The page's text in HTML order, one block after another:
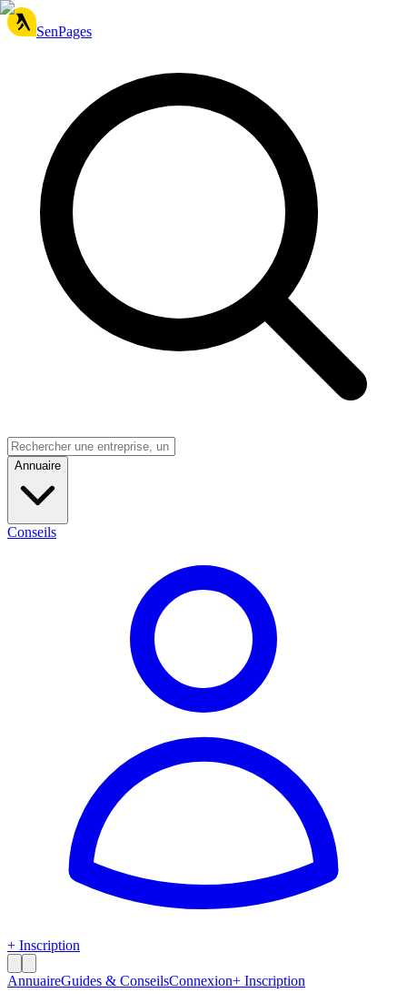
SenPages
Annuaire
Conseils
+ Inscription
AnnuaireGuides & ConseilsConnexion+ Inscription